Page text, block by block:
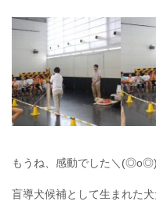
もうね、感動でした＼(◎o◎)
盲導犬候補として生まれた